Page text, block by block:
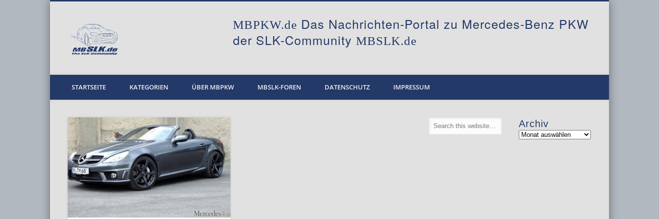
MBPKW
MBPKW.de Das Nachrichten-Portal zu Mercedes-Benz PKW
der SLK-CommunityMBSLK.de
STARTSEITE KATEGORIEN ÜBER MBPKW MBSLK-FOREN DATENSCHUTZ IMPRESSUM
Archiv
Archiv